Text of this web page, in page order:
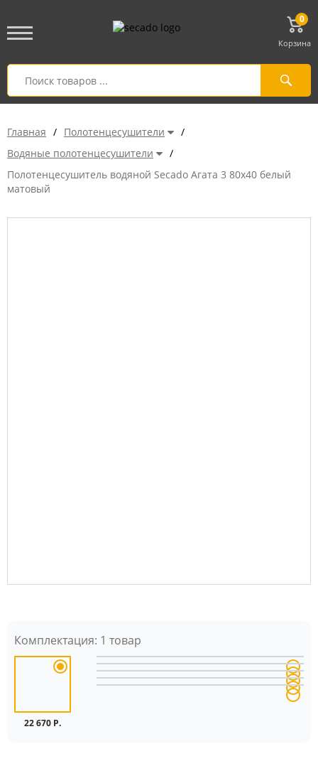
0
Корзина
Главная / Полотенцесушители
/
Водяные полотенцесушители
/
Полотенцесушитель водяной Secado Агата 3 80x40 белый
матовый
Комплектация: 1 товар
22 670 Р.